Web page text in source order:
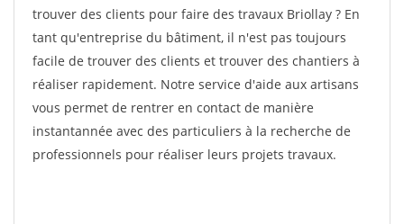
trouver des clients pour faire des travaux Briollay ? En
tant qu'entreprise du bâtiment, il n'est pas toujours
facile de trouver des clients et trouver des chantiers à
réaliser rapidement. Notre service d'aide aux artisans
vous permet de rentrer en contact de manière
instantannée avec des particuliers à la recherche de
professionnels pour réaliser leurs projets travaux.